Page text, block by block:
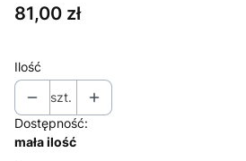
Cena
81,00 zł
Ilość
szt.
Dostępność:
mała ilość